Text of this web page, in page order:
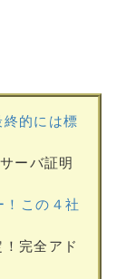
的には標
ーバ証明
この４社
完全アド